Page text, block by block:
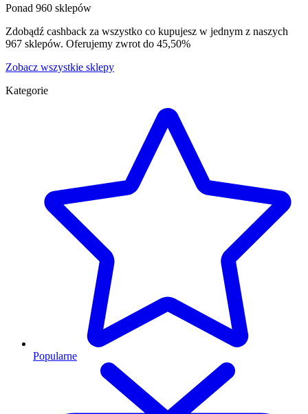
Ponad 960 sklepów
Zdobądź cashback za wszystko co kupujesz w jednym z naszych
967 sklepów. Oferujemy zwrot do 45,50%
Zobacz wszystkie sklepy
Kategorie
Popularne